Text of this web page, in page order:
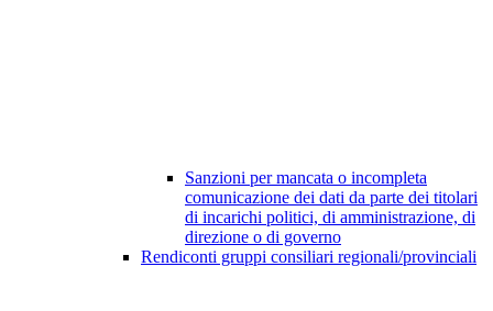
Sanzioni per mancata o incompleta
comunicazione dei dati da parte dei titolari
di incarichi politici, di amministrazione, di
direzione o di governo
Rendiconti gruppi consiliari regionali/provinciali